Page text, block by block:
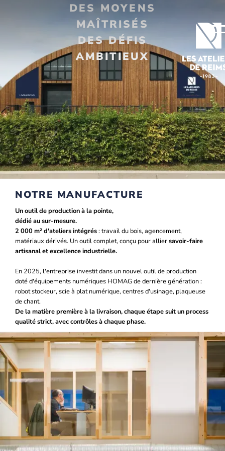
DES MOYENS
MAÎTRISÉS
DES DÉFIS
AMBITIEUX
NOTRE MANUFACTURE
Un outil de production à la pointe,
dédié au sur-mesure.
2 000 m² d'ateliers intégrés: travail du bois, agencement,
matériaux dérivés. Un outil complet, conçu pour alliersavoir-faire
artisanal et excellence industrielle.
En 2025, l'entreprise investit dans un nouvel outil de production
doté d'équipements numériques HOMAG de dernière génération :
robot stockeur, scie à plat numérique, centres d'usinage, plaqueuse
de chant.
De la matière première à la livraison, chaque étape suit un process
qualité strict, avec contrôles à chaque phase.